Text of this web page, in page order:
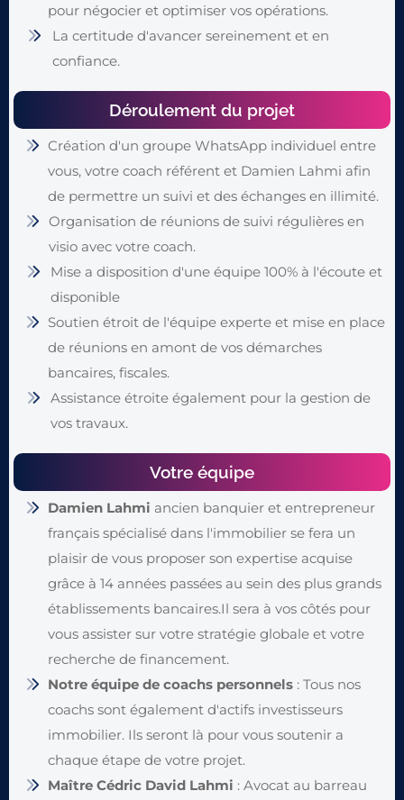
pour négocier et optimiser vos opérations.
La certitude d'avancer sereinement et en
confiance.
Déroulement du projet
Création d'un groupe WhatsApp individuel entre
vous, votre coach référent et Damien Lahmi afin
de permettre un suivi et des échanges en illimité.
Organisation de réunions de suivi régulières en
visio avec votre coach.
Mise a disposition d'une équipe 100% à l'écoute et
disponible
Soutien étroit de l'équipe experte et mise en place
de réunions en amont de vos démarches
bancaires, fiscales.
Assistance étroite également pour la gestion de
vos travaux.
Votre équipe
Damien Lahmi ancien banquier et entrepreneur
français spécialisé dans l'immobilier se fera un
plaisir de vous proposer son expertise acquise
grâce à 14 années passées au sein des plus grands
établissements bancaires.Il sera à vos côtés pour
vous assister sur votre stratégie globale et votre
recherche de financement.
Notre équipe de coachs personnels : Tous nos
coachs sont également d'actifs investisseurs
immobilier. Ils seront là pour vous soutenir a
chaque étape de votre projet.
Maître Cédric David Lahmi : Avocat au barreau